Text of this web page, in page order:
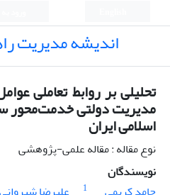
اندیشه مدیریت
تحلیلی بر روابط تعاملی
مدیریت دولتی خدمت‌محور
اسلامی ایران
نوع مقاله : مقاله علمی-پژوهشی
نویسندگان
1